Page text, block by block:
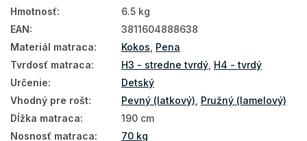
Matrace podľa tvrdosti
Detské matrace podľa materiálu
Detské kokosové matrace
Detské nezónované matrace
Hmotnosť:
6.5 kg
EAN:
3811604888638
Materiál matraca: Kokos Pena
Tvrdosť matraca: H3 - stredne tvrdý H4 - tvrdý
Určenie:
Detský
Vhodný pre rošt: Pevný (latkový) Pružný (lamelový)
Dĺžka matraca:
190 cm
Nosnosť matraca:
70 kg